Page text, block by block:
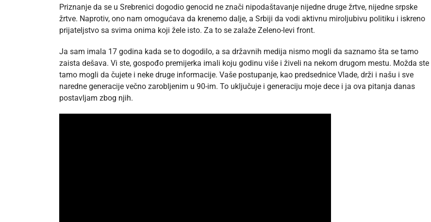
Priznanje da se u Srebrenici dogodio genocid ne znači nipodaštavanje nijedne druge žrtve, nijedne srpske
žrtve. Naprotiv, ono nam omogućava da krenemo dalje, a Srbiji da vodi aktivnu miroljubivu politiku i iskreno
prijateljstvo sa svima onima koji žele isto. Za to se zalaže Zeleno-levi front.
Ja sam imala 17 godina kada se to dogodilo, a sa državnih medija nismo mogli da saznamo šta se tamo
zaista dešava. Vi ste, gospođo premijerka imali koju godinu više i živeli na nekom drugom mestu. Možda ste
tamo mogli da čujete i neke druge informacije. Vaše postupanje, kao predsednice Vlade, drži i našu i sve
naredne generacije večno zarobljenim u 90-im. To uključuje i generaciju moje dece i ja ova pitanja danas
postavljam zbog njih.